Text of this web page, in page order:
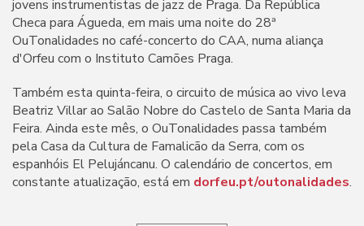
jovens instrumentistas de jazz de Praga. Da República
Checa para Águeda, em mais uma noite do 28ª
OuTonalidades no café-concerto do CAA, numa aliança
d'Orfeu com o Instituto Camões Praga.
Também esta quinta-feira, o circuito de música ao vivo leva
Beatriz Villar ao Salão Nobre do Castelo de Santa Maria da
Feira. Ainda este mês, o OuTonalidades passa também
pela Casa da Cultura de Famalicão da Serra, com os
espanhóis El Pelujáncanu. O calendário de concertos, em
constante atualização, está em dorfeu.pt/outonalidades.